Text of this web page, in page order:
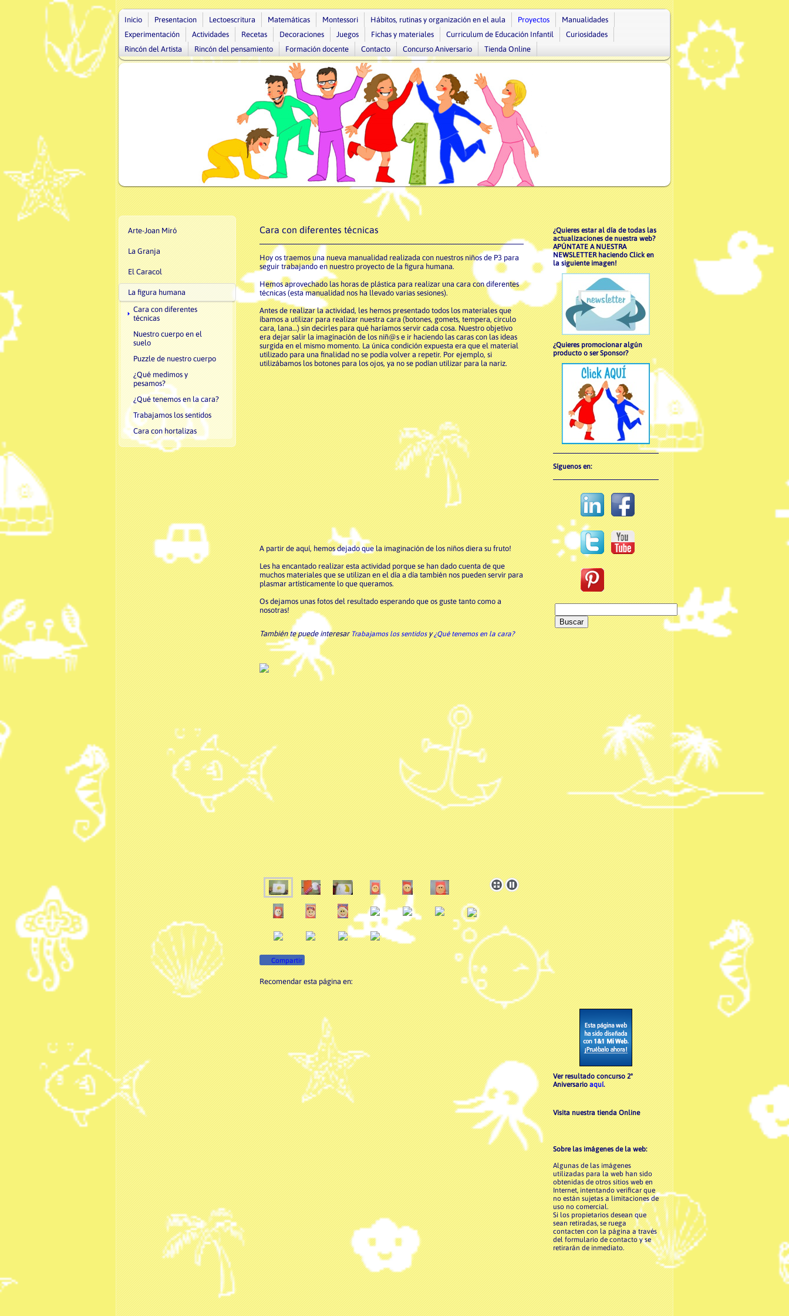
Inicio Presentacion Lectoescritura Matemáticas Montessori Hábitos, rutinas y organización en el aula Proyectos
Manualidades
Experimentación
Actividades Recetas Decoraciones Juegos Fichas y materiales Curriculum de Educación Infantil
Curiosidades
Rincón del Artista
Rincón del pensamiento Formación docente Contacto Concurso Aniversario Tienda Online
Arte-Joan Miró
La Granja
El Caracol
La figura humana
Cara con diferentes
técnicas
Nuestro cuerpo en el
suelo
Puzzle de nuestro cuerpo
¿Qué medimos y
pesamos?
¿Qué tenemos en la cara?
Trabajamos los sentidos
Cara con hortalizas
Cara con diferentes técnicas
Hoy os traemos una nueva manualidad realizada con nuestros niños de P3 para
seguir trabajando en nuestro proyecto de la figura humana.
Hemos aprovechado las horas de plástica para realizar una cara con diferentes
técnicas (esta manualidad nos ha llevado varias sesiones).
Antes de realizar la actividad, les hemos presentado todos los materiales que
íbamos a utilizar para realizar nuestra cara (botones, gomets, tempera, circulo
cara, lana…) sin decirles para qué haríamos servir cada cosa. Nuestro objetivo
era dejar salir la imaginación de los niñ@s e ir haciendo las caras con las ideas
surgida en el mismo momento. La única condición expuesta era que el material
utilizado para una finalidad no se podía volver a repetir. Por ejemplo, si
utilizábamos los botones para los ojos, ya no se podían utilizar para la nariz.
A partir de aquí, hemos dejado que la imaginación de los niños diera su fruto!
Les ha encantado realizar esta actividad porque se han dado cuenta de que
muchos materiales que se utilizan en el día a día también nos pueden servir para
plasmar artísticamente lo que queramos.
Os dejamos unas fotos del resultado esperando que os guste tanto como a
nosotras!
También te puede interesarTrabajamos los sentidosy¿Qué tenemos en la cara?
Compartir
Recomendar esta página en:
¿Quieres estar al día de todas las
actualizaciones de nuestra web?
APÚNTATE A NUESTRA
NEWSLETTER haciendo Click en
la siguiente imagen!
¿Quieres promocionar algún
producto o ser Sponsor?
Síguenos en:
Ver resultado concurso 2º
Aniversarioaquí.
Visita nuestra tienda Online
Sobre las imágenes de la web:
Algunas de las imágenes
utilizadas para la web han sido
obtenidas de otros sitios web en
Internet, intentando verificar que
no están sujetas a limitaciones de
uso no comercial.
Si los propietarios desean que
sean retiradas, se ruega
contacten con la página a través
del formulario de contacto y se
retirarán de inmediato.